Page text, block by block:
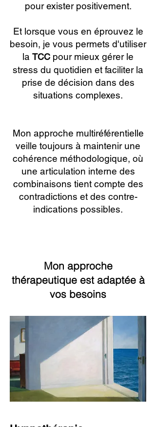
pour exister positivement.
Et lorsque vous en éprouvez le
besoin, je vous permets d'utiliser
la TCC pour mieux gérer le
stress du quotidien et faciliter la
prise de décision dans des
situations complexes.
Mon approche multiréférentielle
veille toujours à maintenir une
cohérence méthodologique, où
une articulation interne des
combinaisons tient compte des
contradictions et des contre-
indications possibles.​
Mon approche
thérapeutiqueest adaptée à
vos besoins